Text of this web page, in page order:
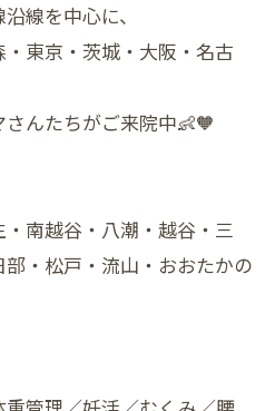
線を中心に、
東京・茨城・大阪・名古
んたちがご来院中👶🧡
南越谷・八潮・越谷・三
・松戸・流山・おおたかの